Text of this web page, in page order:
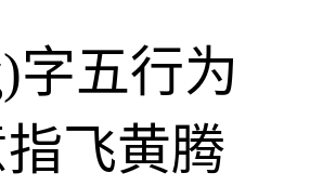
字五行为
指飞黄腾